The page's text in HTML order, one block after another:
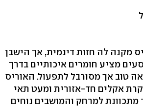
מקנה לה חזות דינמית, אך הישבן
מציע חומרים איכותיים בדרך
טוב אך מסורבל לתפעול. האוריס
אקלים חד-אזורית ומעט תאי
למרחק והמושבים נוחים